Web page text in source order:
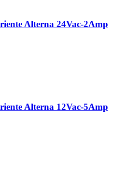
Alterna 24Vac-2Amp
Alterna 12Vac-5Amp